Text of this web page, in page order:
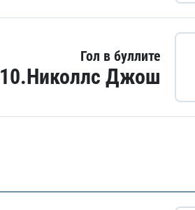
Гол в буллите
10.Николлс Джош